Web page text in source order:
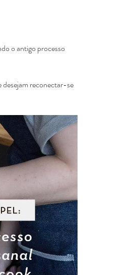
o antigo processo
desejam reconectar-se